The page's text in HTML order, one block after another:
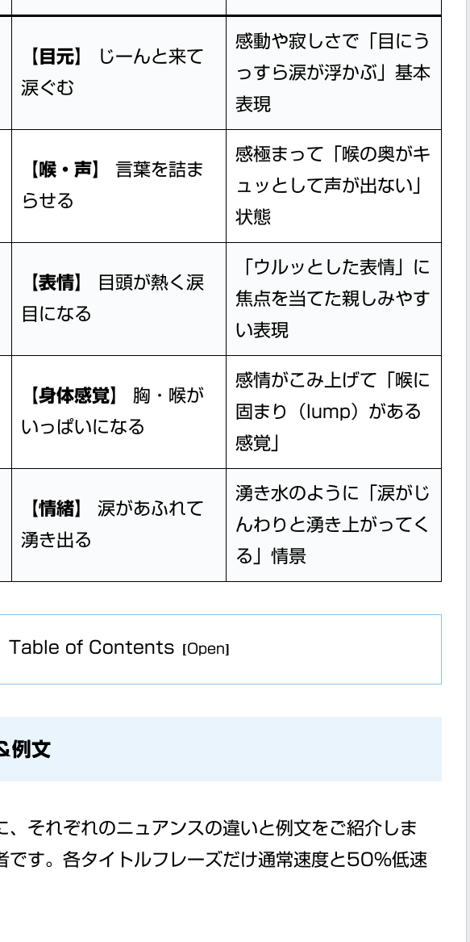
【目元】
じーんと来て
涙ぐむ
感動や寂しさで「目にう
っすら涙が浮かぶ」基本
表現
【喉・声】
言葉を詰ま
らせる
感極まって「喉の奥がキ
ュッとして声が出ない」
状態
【表情】
目頭が熱く涙
目になる
「ウルッとした表情」に
焦点を当てた親しみやす
い表現
【身体感覚】
胸・喉が
いっぱいになる
感情がこみ上げて「喉に
固まり（lump）がある
感覚」
【情緒】
涙があふれて
湧き出る
湧き水のように「涙がじ
んわりと湧き上がってく
る」情景
Table of Contents
例文
、それぞれのニュアンスの違いと例文をご紹介しま
です。各タイトルフレーズだけ通常速度と50%低速